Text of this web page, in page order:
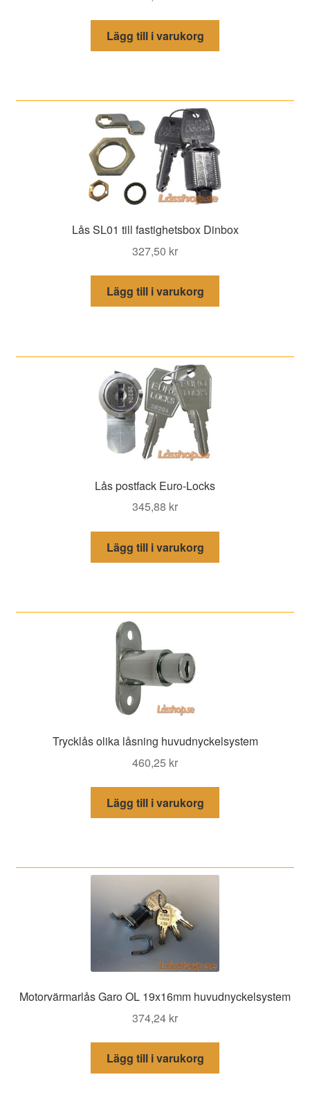
Lägg till i varukorg
Lås SL01 till fastighetsbox Dinbox
327,50 kr
Lägg till i varukorg
Lås postfack Euro-Locks
345,88 kr
Lägg till i varukorg
Trycklås olika låsning huvudnyckelsystem
460,25 kr
Lägg till i varukorg
Motorvärmarlås Garo OL 19x16mm huvudnyckelsystem
374,24 kr
Lägg till i varukorg